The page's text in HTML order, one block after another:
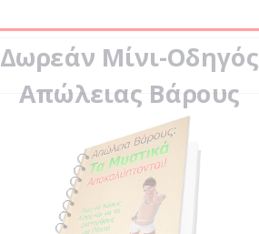
Δωρεάν Μίνι-Οδηγός
Απώλειας Βάρους